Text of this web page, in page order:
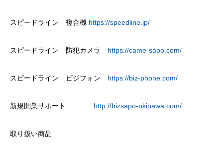
スピードライン 複合機 https://speedline.jp/
スピードライン 防犯カメラ https://came-sapo.com/
スピードライン ビジフォン https://biz-phone.com/
新規開業サポート http://bizsapo-okinawa.com/
取り扱い商品